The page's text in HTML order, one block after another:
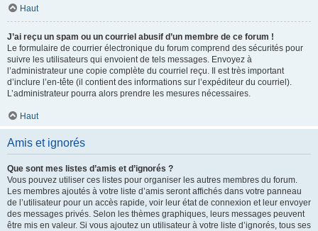
Haut
J’ai reçu un spam ou un courriel abusif d’un membre de ce forum !
Le formulaire de courrier électronique du forum comprend des sécurités pour
suivre les utilisateurs qui envoient de tels messages. Envoyez à
l’administrateur une copie complète du courriel reçu. Il est très important
d’inclure l’en-tête (il contient des informations sur l’expéditeur du courriel).
L’administrateur pourra alors prendre les mesures nécessaires.
Haut
Amis et ignorés
Que sont mes listes d’amis et d’ignorés ?
Vous pouvez utiliser ces listes pour organiser les autres membres du forum.
Les membres ajoutés à votre liste d’amis seront affichés dans votre panneau
de l’utilisateur pour un accès rapide, voir leur état de connexion et leur envoyer
des messages privés. Selon les thèmes graphiques, leurs messages peuvent
être mis en valeur. Si vous ajoutez un utilisateur à votre liste d’ignorés, tous ses